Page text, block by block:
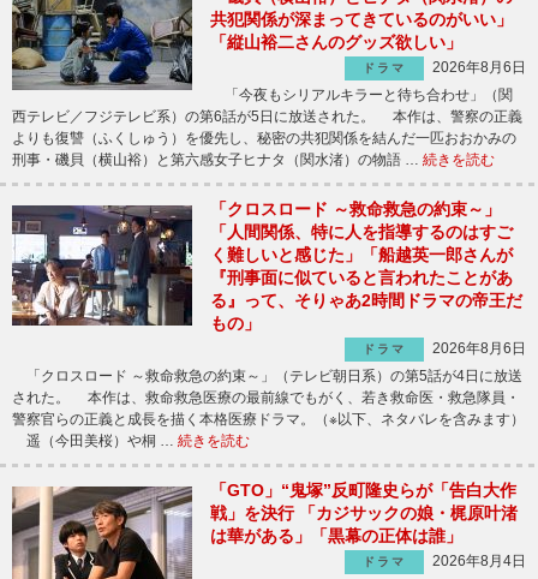
共犯関係が深まってきているのがいい」
「縦山裕二さんのグッズ欲しい」
ドラマ
2026年8月6日
「今夜もシリアルキラーと待ち合わせ」（関
西テレビ／フジテレビ系）の第6話が5日に放送された。 本作は、警察の正義
よりも復讐（ふくしゅう）を優先し、秘密の共犯関係を結んだ一匹おおかみの
刑事・磯貝（横山裕）と第六感女子ヒナタ（関水渚）の物語 … 続きを読む
「クロスロード ～救命救急の約束～」
「人間関係、特に人を指導するのはすご
く難しいと感じた」「船越英一郎さんが
『刑事面に似ていると言われたことがあ
る』って、そりゃあ2時間ドラマの帝王だ
もの」
ドラマ
2026年8月6日
「クロスロード ～救命救急の約束～」（テレビ朝日系）の第5話が4日に放送
された。 本作は、救命救急医療の最前線でもがく、若き救命医・救急隊員・
警察官らの正義と成長を描く本格医療ドラマ。（※以下、ネタバレを含みます）
遥（今田美桜）や桐 … 続きを読む
「GTO」“鬼塚”反町隆史らが「告白大作
戦」を決行 「カジサックの娘・梶原叶渚
は華がある」「黒幕の正体は誰」
ドラマ
2026年8月4日